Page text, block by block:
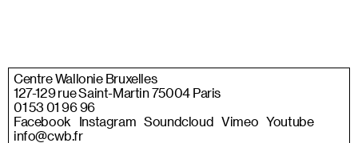
Centre Wallonie Bruxelles
127-129 rue Saint-Martin 75004 Paris
01 53 01 96 96
Facebook
Instagram Soundcloud Vimeo Youtube
info@cwb.fr